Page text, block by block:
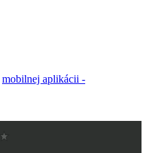
mobilnej aplikácii -